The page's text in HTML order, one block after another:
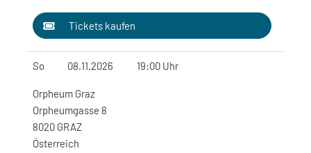
Tickets kaufen
So 08.11.2026 19:00 Uhr
Orpheum Graz
Orpheumgasse 8
8020 GRAZ
Österreich